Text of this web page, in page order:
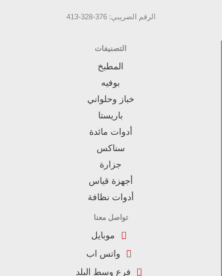
الرقم الضريبي: 376-328-413
التصنيفات
المطبخ
بوفيه
خباز وحلواني
باريستا
أدوات مائدة
سناكس
جزارة
أجهزة قياس
أدوات نظافة
تواصل معنا
موبايل
واتس اب
فرع وسط البلد